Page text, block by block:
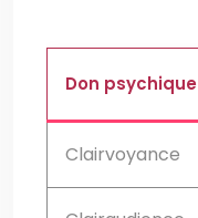
Don psychique
Clairvoyance